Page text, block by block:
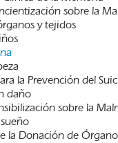
sobre la
y tejidos
la Prevención del
daño
sobre la
la Donación de